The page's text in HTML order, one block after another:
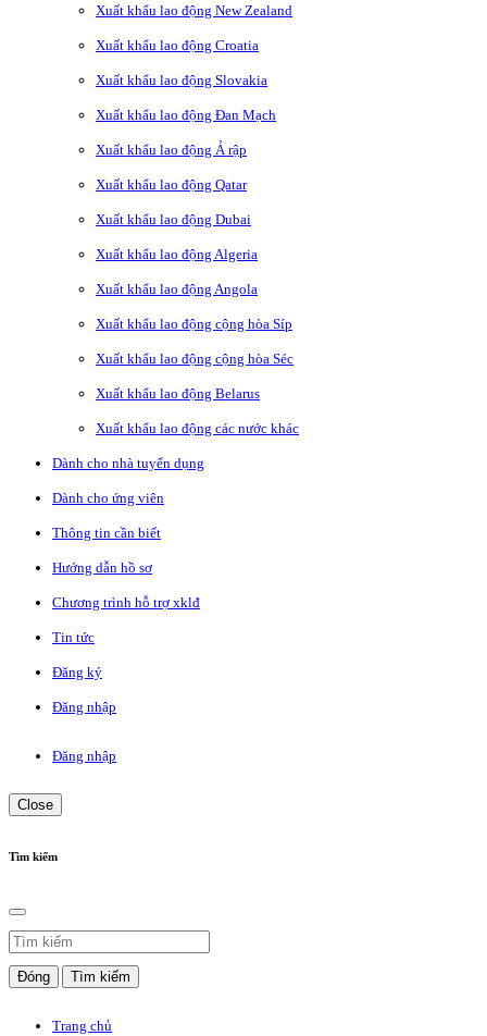
Xuất khẩu lao động New Zealand
Xuất khẩu lao động Croatia
Xuất khẩu lao động Slovakia
Xuất khẩu lao động Đan Mạch
Xuất khẩu lao động Ả rập
Xuất khẩu lao động Qatar
Xuất khẩu lao động Dubai
Xuất khẩu lao động Algeria
Xuất khẩu lao động Angola
Xuất khẩu lao động cộng hòa Síp
Xuất khẩu lao động cộng hòa Séc
Xuất khẩu lao động Belarus
Xuất khẩu lao động các nước khác
Dành cho nhà tuyển dụng
Dành cho ứng viên
Thông tin cần biết
Hướng dẫn hồ sơ
Chương trình hỗ trợ xklđ
Tin tức
Đăng ký
Đăng nhập
Đăng nhập
Close
Tìm kiếm
Đóng Tìm kiếm
Trang chủ